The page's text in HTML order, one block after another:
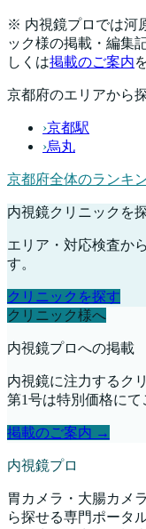
※ 内視鏡プロでは河
ック様の掲載・編集
しくは掲載のご案内
京都府のエリアから
›京都駅
›烏丸
京都府全体のランキ
内視鏡クリニックを
エリア・対応検査か
す。
クリニックを探す
クリニック様へ
内視鏡プロへの掲載
内視鏡に注力するク
第1号は特別価格にて
掲載のご案内 →
内視鏡プロ
胃カメラ・大腸カメ
ら探せる専門ポータ